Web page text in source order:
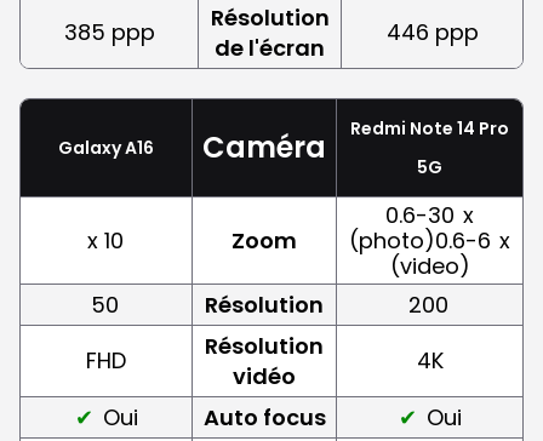
385 ppp
Résolution
de l'écran
446 ppp
Galaxy A16 Caméra
Redmi Note 14 Pro
5G
x 10 Zoom
0.6-30 x
(photo)0.6-6 x
(video)
50
Résolution
200
FHD
Résolution
vidéo
4K
Oui
Auto focus
Oui